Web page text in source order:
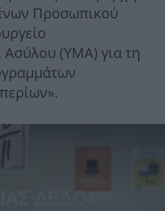
Προσωπικού
Ασύλου (ΥΜΑ) για τη